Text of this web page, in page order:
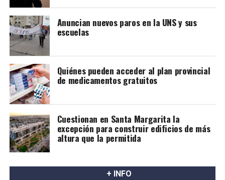
Anuncian nuevos paros en la UNS y sus
escuelas
Quiénes pueden acceder al plan provincial
de medicamentos gratuitos
Cuestionan en Santa Margarita la
excepción para construir edificios de más
altura que la permitida
+ INFO